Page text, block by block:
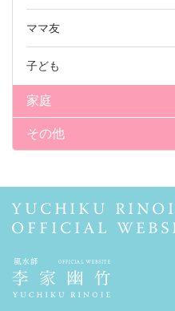
ママ友
子ども
家庭
その他